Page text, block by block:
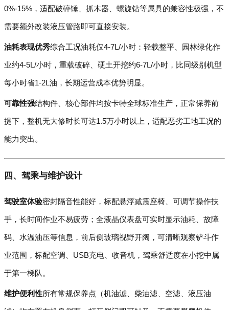
0%-15%，适配破碎锤、抓木器、螺旋钻等属具的兼容性极强，不
需要额外改装液压管路即可直接安装。
油耗表现优秀综合工况油耗仅4-7L/小时：轻载整平、园林绿化作
业约4-5L/小时，重载破碎、硬土开挖约6-7L/小时，比同级别机型
每小时省1-2L油，长期运营成本优势明显。
可靠性强结构件、核心部件均按卡特全球标准生产，正常保养前
提下，整机无大修时长可达1.5万小时以上，适配恶劣工地工况的
能力突出。
四、驾乘与维护设计
驾驶室体验密封隔音性能好，标配悬浮减震座椅、可调节操作扶
手，长时间作业不易疲劳；全液晶仪表盘可实时显示油耗、故障
码、水温油压等信息，前后侧玻璃视野开阔，可清晰观察铲斗作
业范围，标配空调、USB充电、收音机，驾乘舒适度在小挖中属
于第一梯队。
维护便利性所有常规保养点（机油滤、柴油滤、空滤、液压油